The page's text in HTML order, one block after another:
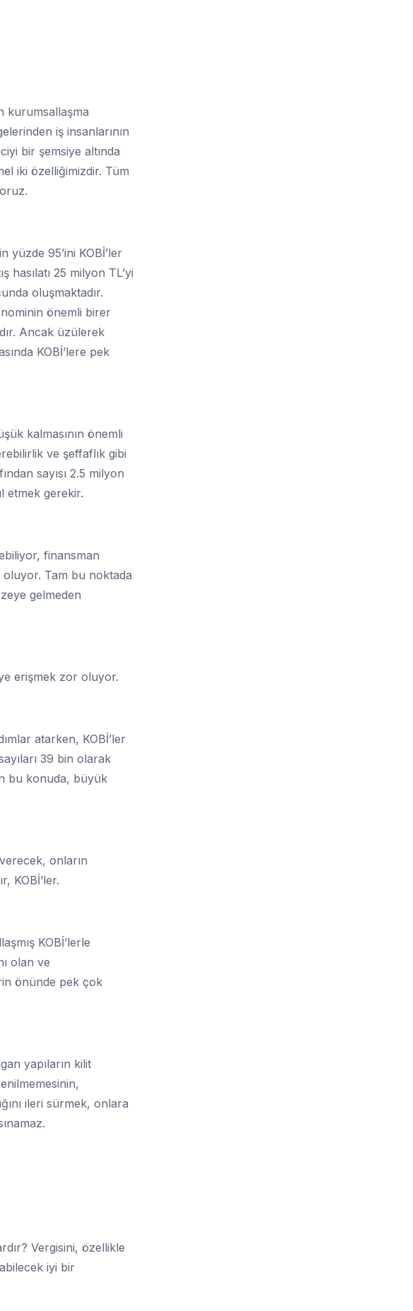
kurumsallaşma
iş insanlarının
bir şemsiye altında
iki özelliğimizdir. Tüm
yüzde 95’ini KOBİ’ler
hasılatı 25 milyon TL’yi
oluşmaktadır.
önemli birer
Ancak üzülerek
KOBİ’lere pek
kalmasının önemli
ve şeffaflık gibi
sayısı 2.5 milyon
etmek gerekir.
finansman
oluyor. Tam bu noktada
gelmeden
erişmek zor oluyor.
atarken, KOBİ’ler
39 bin olarak
bu konuda, büyük
onların
KOBİ’ler.
KOBİ’lerle
olan ve
önünde pek çok
yapıların kilit
ileri sürmek, onlara
Vergisini, özellikle
iyi bir